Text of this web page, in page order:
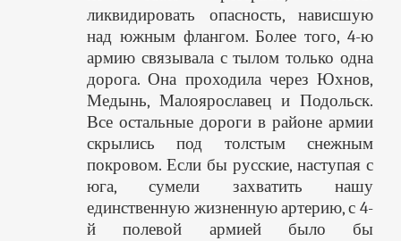
ликвидировать опасность, нависшую
над южным флангом. Более того, 4-ю
армию связывала с тылом только одна
дорога. Она проходила через Юхнов,
Медынь, Малоярославец и Подольск.
Все остальные дороги в районе армии
скрылись под толстым снежным
покровом. Если бы русские, наступая с
юга, сумели захватить нашу
единственную жизненную артерию, с 4-
й полевой армией было бы